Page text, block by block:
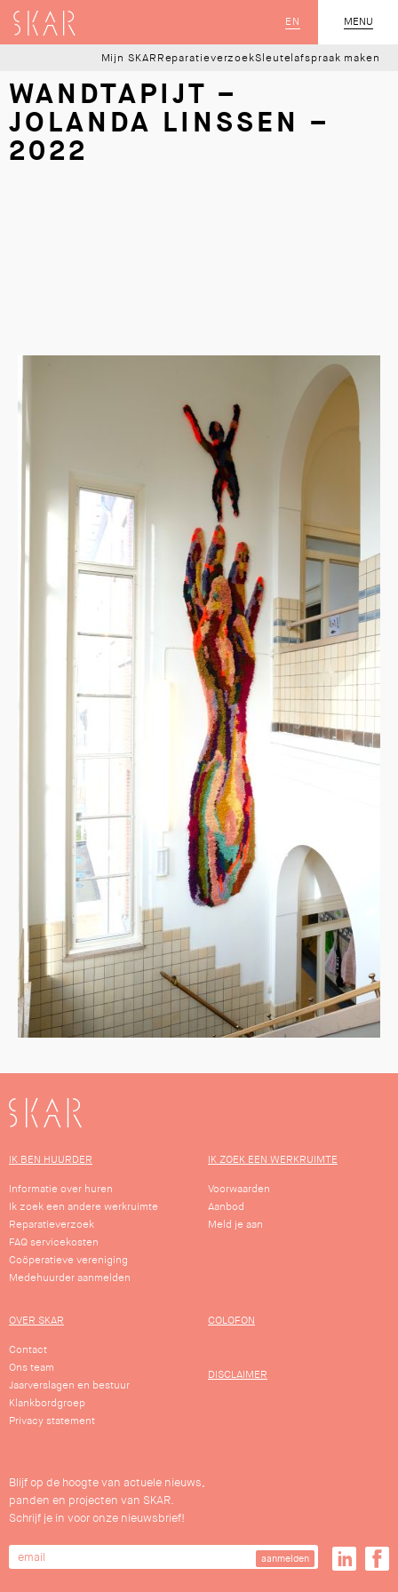
MENU
SLUIT
EN
SKAR
Mijn SKAR ReparatieverzoekSleutelafspraak maken
WANDTAPIJT –
JOLANDA LINSSEN –
2022
SKAR
IK BEN HUURDER
Informatie over huren
Ik zoek een andere werkruimte
Reparatieverzoek
FAQ servicekosten
Coöperatieve vereniging
Medehuurder aanmelden
IK ZOEK EEN WERKRUIMTE
Voorwaarden
Aanbod
Meld je aan
OVER SKAR
Contact
Ons team
Jaarverslagen en bestuur
Klankbordgroep
Privacy statement
COLOFON
DISCLAIMER
Blijf op de hoogte van actuele nieuws,
panden en projecten van SKAR.
Schrijf je in voor onze nieuwsbrief!